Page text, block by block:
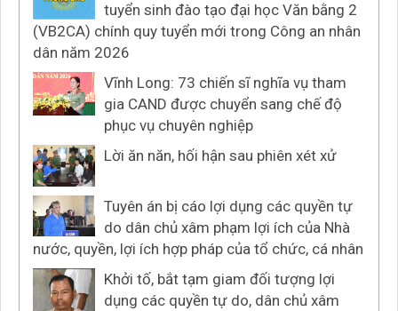
tuyển sinh đào tạo đại học Văn bằng 2
(VB2CA) chính quy tuyển mới trong Công an nhân
dân năm 2026
Vĩnh Long: 73 chiến sĩ nghĩa vụ tham
gia CAND được chuyển sang chế độ
phục vụ chuyên nghiệp
Lời ăn năn, hối hận sau phiên xét xử
Tuyên án bị cáo lợi dụng các quyền tự
do dân chủ xâm phạm lợi ích của Nhà
nước, quyền, lợi ích hợp pháp của tổ chức, cá nhân
Khởi tố, bắt tạm giam đối tượng lợi
dụng các quyền tự do, dân chủ xâm